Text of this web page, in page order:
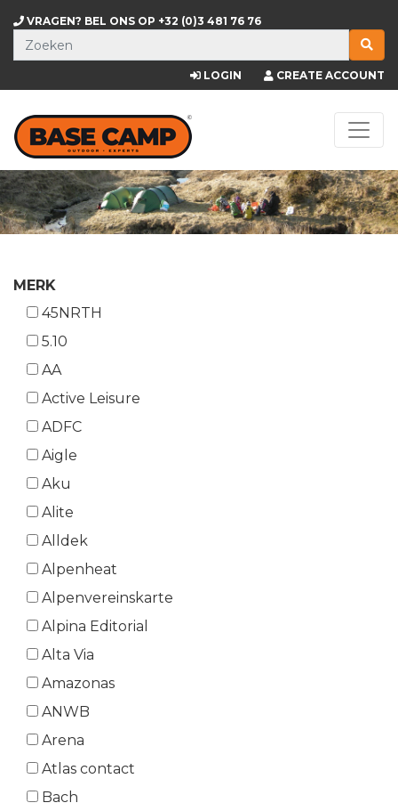
VRAGEN? BEL ONS OP +32 (0)3 481 76 76
LOGIN CREATE ACCOUNT
MERK
45NRTH
5.10
AA
Active Leisure
ADFC
Aigle
Aku
Alite
Alldek
Alpenheat
Alpenvereinskarte
Alpina Editorial
Alta Via
Amazonas
ANWB
Arena
Atlas contact
Bach